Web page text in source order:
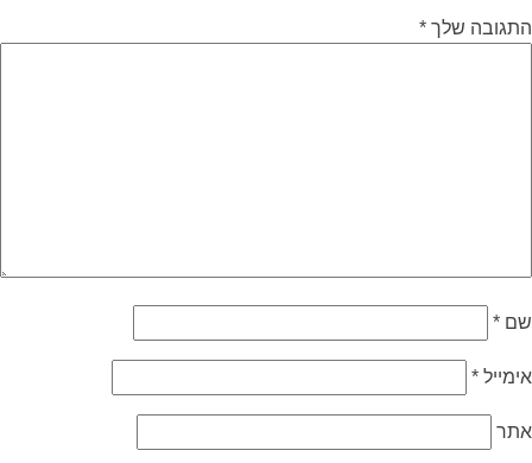
התגובה שלך *
שם *
אימייל *
אתר